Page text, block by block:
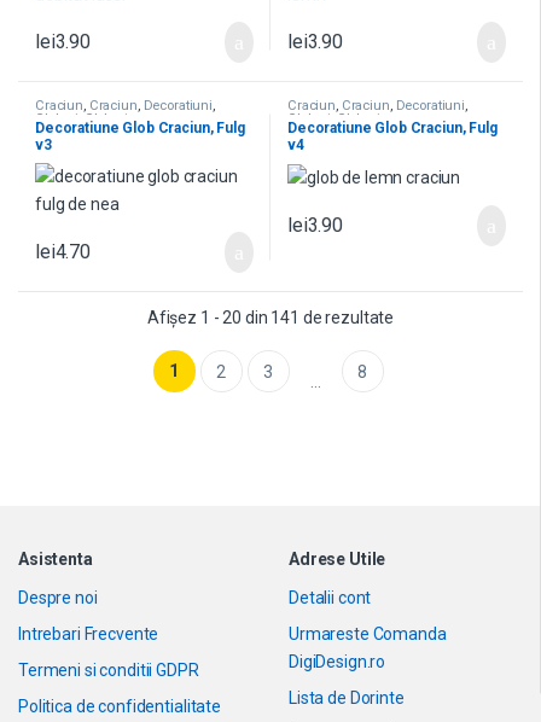
lei3.90 lei3.90
Craciun, Craciun, Decoratiuni,
Globuri Globuri
Decoratiune Glob Craciun, Fulg
v3
lei4.70
Craciun, Craciun, Decoratiuni,
Globuri Globuri
Decoratiune Glob Craciun, Fulg
v4
lei3.90
Afișez 1 - 20 din 141 de rezultate
1 2 3 8
Asistenta
Despre noi
Intrebari Frecvente
Termeni si conditii GDPR
Politica de confidentialitate
Adrese Utile
Detalii cont
Urmareste Comanda
DigiDesign.ro
Lista de Dorinte